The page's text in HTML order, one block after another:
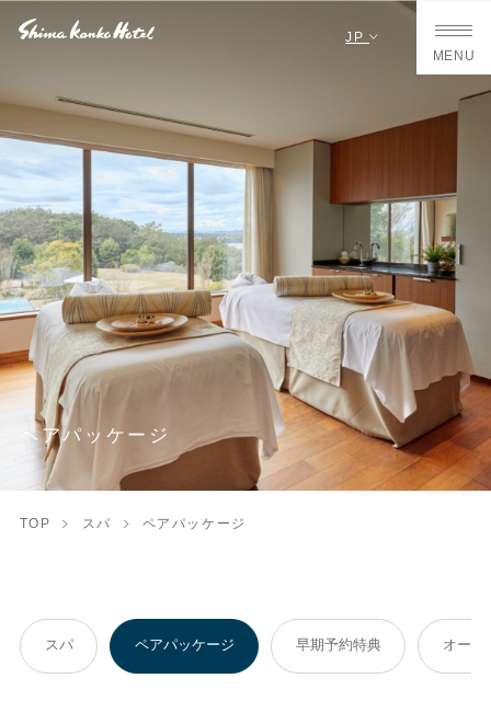
JP
MENU
ペアパッケージ
TOP スパ ペアパッケージ
スパ ペアパッケージ 早期予約特典 オース